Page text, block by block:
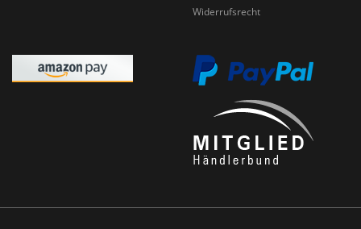
Widerrufsrecht